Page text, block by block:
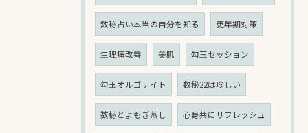
数秘占い本当の自分を知る 更年期対策
生理痛改善 美肌 勾玉セッション
勾玉オルゴナイト 数秘22は珍しい
数秘とよもぎ蒸し 心身共にリフレッシュ